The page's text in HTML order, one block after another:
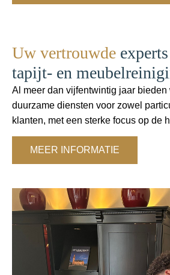
Uw vertrouwde
tapijt- en
Al meer dan vijfentwintig jaar bieden
duurzame diensten voor zowel
klanten, met een sterke focus op de
MEER INFORMATIE